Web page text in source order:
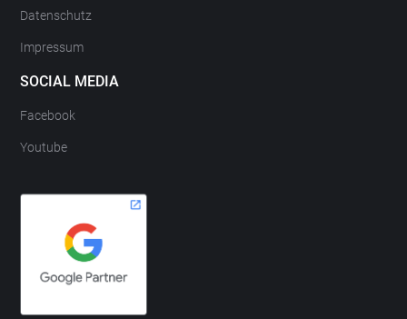
Datenschutz
Impressum
SOCIAL MEDIA
Facebook
Youtube